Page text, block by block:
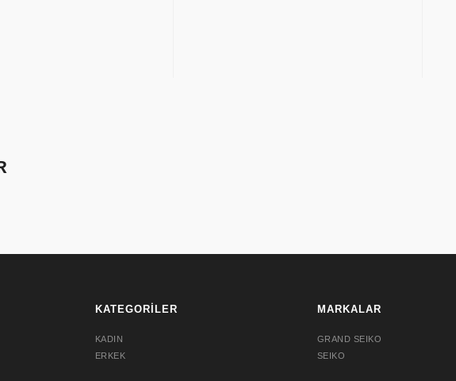
KATEGORİLER
KADIN
ERKEK
MARKALAR
GRAND SEIKO
SEIKO